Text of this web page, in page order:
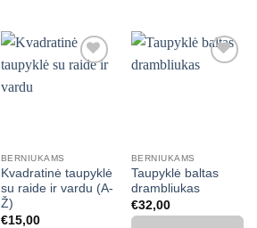
BERNIUKAMS
Kvadratinė taupyklė
su raide ir vardu (A-
Ž)
€15,00
BERNIUKAMS
Taupyklė baltas
drambliukas
€32,00